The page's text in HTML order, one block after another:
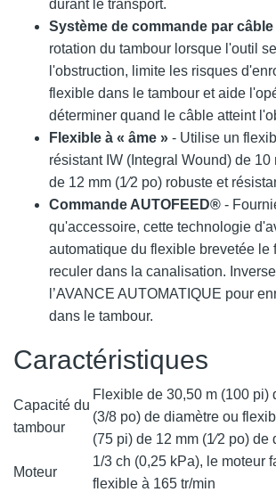
durant le transport.
Système de commande par câble
rotation du tambour lorsque l'outil
l'obstruction, limite les risques
flexible dans le tambour et aide
déterminer quand le câble atteint
Flexible à « âme » - Utilise un
résistant IW (Integral Wound) de 10
de 12 mm (1⁄2 po) robuste et
Commande AUTOFEED® -
qu'accessoire, cette technologie
automatique du flexible brevetée le
reculer dans la canalisation.
l’AVANCE AUTOMATIQUE pour
dans le tambour.
Caractéristiques
Capacité du
tambour
Flexible de 30,50 m (100 pi)
(3/8 po) de diamètre ou
(75 pi) de 12 mm (1⁄2 po) de
Moteur
1/3 ch (0,25 kPa), le moteur
flexible à 165 tr/min